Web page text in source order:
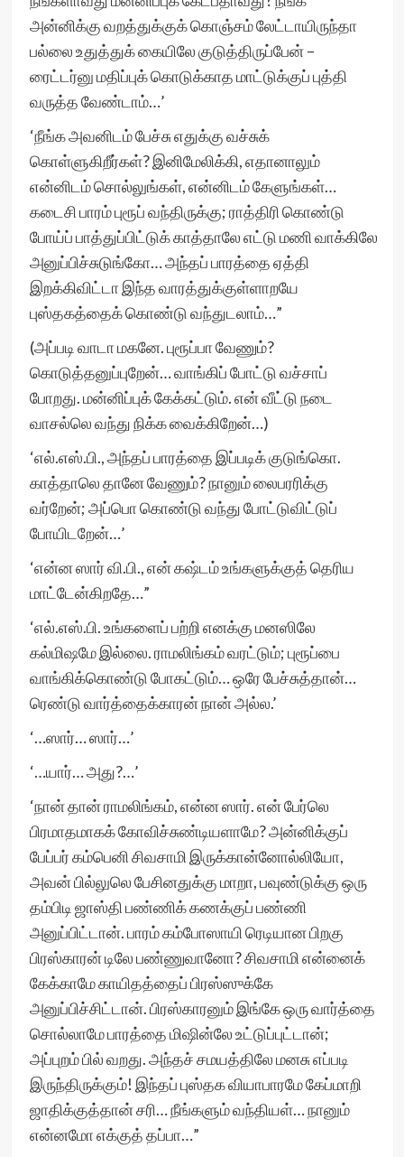
அன்னிக்கு வறத்துக்குக் கொஞ்சம் லேட்டாயிருந்தா
பல்லை உதுத்துக் கையிலே குடுத்திருப்பேன் –
ரைட்டர்னு மதிப்புக் கொடுக்காத மாட்டுக்குப் புத்தி
வருத்த வேண்டாம்…’
‘நீங்க அவனிடம் பேச்சு எதுக்கு வச்சுக்
கொள்ளுகிறீர்கள்? இனிமேலிக்கி, எதானாலும்
என்னிடம் சொல்லுங்கள், என்னிடம் கேளுங்கள்…
கடைசி பாரம் புரூப் வந்திருக்கு; ராத்திரி கொண்டு
போய்ப் பாத்துப்பிட்டுக் காத்தாலே எட்டு மணி வாக்கிலே
அனுப்பிச்சுடுங்கோ… அந்தப் பாரத்தை ஏத்தி
இறக்கிவிட்டா இந்த வாரத்துக்குள்ளாறயே
புஸ்தகத்தைக் கொண்டு வந்துடலாம்…”
(அப்படி வாடா மகனே. புரூப்பா வேணும்?
கொடுத்தனுப்புறேன்… வாங்கிப் போட்டு வச்சாப்
போறது. மன்னிப்புக் கேக்கட்டும். என் வீட்டு நடை
வாசல்லெ வந்து நிக்க வைக்கிறேன்…)
‘எல்.எஸ்.பி., அந்தப் பாரத்தை இப்படிக் குடுங்கொ.
காத்தாலெ தானே வேணும்? நானும் லைபரரிக்கு
வர்றேன்; அப்பொ கொண்டு வந்து போட்டுவிட்டுப்
போயிடறேன்…’
‘என்ன ஸார் வி.பி., என் கஷ்டம் உங்களுக்குத் தெரிய
மாட்டேன்கிறதே…”
‘எல்.எஸ்.பி. உங்களைப் பற்றி எனக்கு மனஸிலே
கல்மிஷமே இல்லை. ராமலிங்கம் வரட்டும்; புரூப்பை
வாங்கிக்கொண்டு போகட்டும்… ஒரே பேச்சுத்தான்…
ரெண்டு வார்த்தைக்காரன் நான் அல்ல.’
‘…ஸார்… ஸார்…’
‘…யார்… அது?…’
‘நான் தான் ராமலிங்கம், என்ன ஸார். என் பேர்லெ
பிரமாதமாகக் கோவிச்சுண்டியளாமே? அன்னிக்குப்
பேப்பர் கம்பெனி சிவசாமி இருக்கான்னோல்லியோ,
அவன் பில்லுலெ பேசினதுக்கு மாறா, பவுண்டுக்கு ஒரு
தம்பிடி ஜாஸ்தி பண்ணிக் கணக்குப் பண்ணி
அனுப்பிட்டான். பாரம் கம்போஸாயி ரெடியான பிறகு
பிரஸ்காரன் டிலே பண்ணுவானோ? சிவசாமி என்னைக்
கேக்காமே காயிதத்தைப் பிரஸ்ஸுக்கே
அனுப்பிச்சிட்டான். பிரஸ்காரனும் இங்கே ஒரு வார்த்தை
சொல்லாமே பாரத்தை மிஷின்லே உட்டுப்புட்டான்;
அப்புறம் பில் வறது. அந்தச் சமயத்திலே மனசு எப்படி
இருந்திருக்கும்! இந்தப் புஸ்தக வியாபாரமே கேப்மாறி
ஜாதிக்குத்தான் சரி… நீங்களும் வந்தியள்… நானும்
என்னமோ எக்குத் தப்பா…”